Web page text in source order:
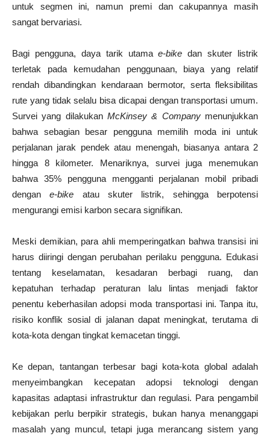
untuk segmen ini, namun premi dan cakupannya masih
sangat bervariasi.
Bagi pengguna, daya tarik utamae-bike dan skuter listrik
terletak pada kemudahan penggunaan, biaya yang relatif
rendah dibandingkan kendaraan bermotor, serta fleksibilitas
rute yang tidak selalu bisa dicapai dengan transportasi umum.
Survei yang dilakukan McKinsey & Companymenunjukkan
bahwa sebagian besar pengguna memilih moda ini untuk
perjalanan jarak pendek atau menengah, biasanya antara 2
hingga 8 kilometer. Menariknya, survei juga menemukan
bahwa 35% pengguna mengganti perjalanan mobil pribadi
dengane-bike atau skuter listrik, sehingga berpotensi
mengurangi emisi karbon secara signifikan.
Meski demikian, para ahli memperingatkan bahwa transisi ini
harus diiringi dengan perubahan perilaku pengguna. Edukasi
tentang keselamatan, kesadaran berbagi ruang, dan
kepatuhan terhadap peraturan lalu lintas menjadi faktor
penentu keberhasilan adopsi moda transportasi ini. Tanpa itu,
risiko konflik sosial di jalanan dapat meningkat, terutama di
kota-kota dengan tingkat kemacetan tinggi.
Ke depan, tantangan terbesar bagi kota-kota global adalah
menyeimbangkan kecepatan adopsi teknologi dengan
kapasitas adaptasi infrastruktur dan regulasi. Para pengambil
kebijakan perlu berpikir strategis, bukan hanya menanggapi
masalah yang muncul, tetapi juga merancang sistem yang